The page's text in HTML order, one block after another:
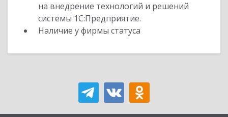
на внедрение технологий и решений
системы 1С:Предприятие.
Наличие у фирмы статуса